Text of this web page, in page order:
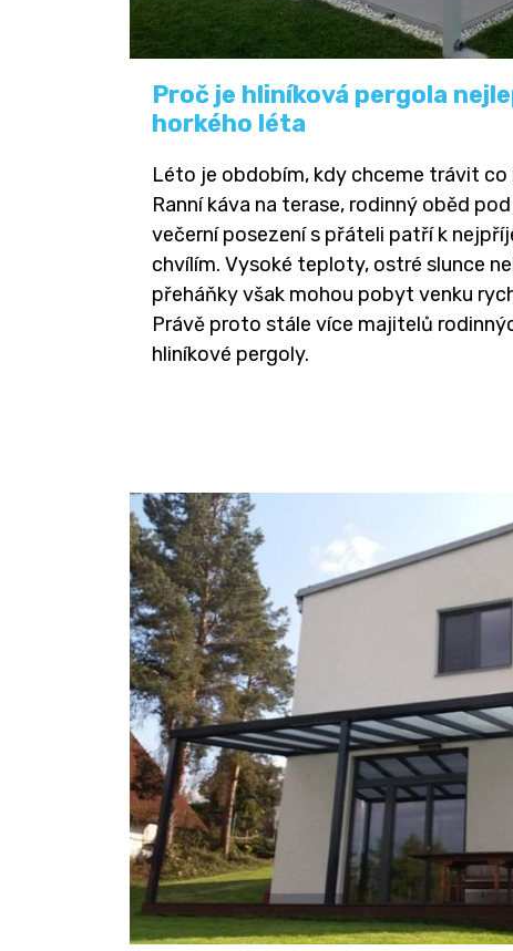
Proč je hliníková pergola
horkého léta
Léto je obdobím, kdy chceme trávit co
Ranní káva na terase, rodinný oběd
večerní posezení s přáteli patří k
chvílím. Vysoké teploty, ostré slunce
přeháňky však mohou pobyt venku
Právě proto stále více majitelů
hliníkové pergoly.